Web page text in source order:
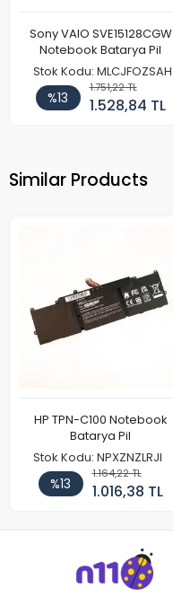
Sony VAIO SVE15128CGW
Notebook Batarya Pil
Stok Kodu: MLCJFOZSAH
%13
1.751,22 TL
1.528,84 TL
Similar Products
HP TPN-C100 Notebook
Batarya Pil
Stok Kodu: NPXZNZLRJI
%13
1.164,22 TL
1.016,38 TL